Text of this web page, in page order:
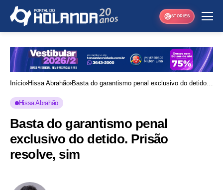
STORIES
Início Hissa Abrahão Basta do garantismo penal exclusivo do detido.
Hissa Abrahão
Basta do garantismo penal
exclusivo do detido. Prisão
resolve, sim